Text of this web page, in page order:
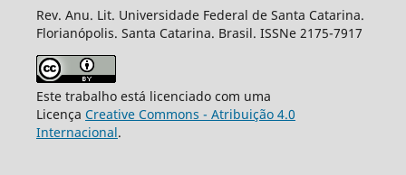
Rev. Anu. Lit. Universidade Federal de Santa Catarina.
Florianópolis. Santa Catarina. Brasil. ISSNe 2175-7917
Este trabalho está licenciado com uma
Licença Creative Commons - Atribuição 4.0
Internacional.